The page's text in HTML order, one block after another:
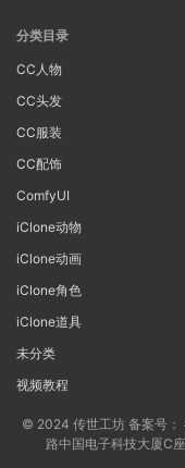
分类目录
CC人物
CC头发
CC服装
CC配饰
ComfyUI
iClone动物
iClone动画
iClone角色
iClone道具
未分类
视频教程
© 2024 传世工坊 备案号：
路中国电子科技大厦C